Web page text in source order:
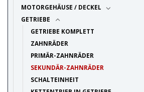
MOTORGEHÄUSE / DECKEL
GETRIEBE
GETRIEBE KOMPLETT
ZAHNRÄDER
PRIMÄR-ZAHNRÄDER
SEKUNDÄR-ZAHNRÄDER
SCHALTEINHEIT